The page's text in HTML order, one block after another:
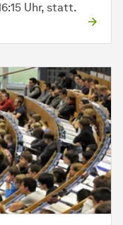
Uhr, statt.